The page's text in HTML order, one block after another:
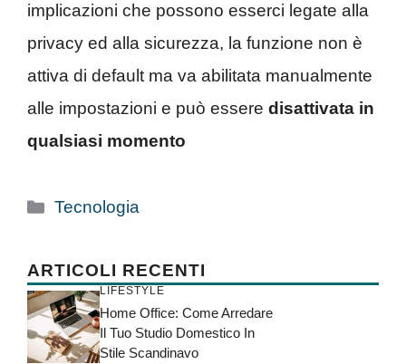
implicazioni che possono esserci legate alla
privacy ed alla sicurezza, la funzione non è
attiva di default ma va abilitata manualmente
alle impostazioni e può essere disattivata in
qualsiasi momento
Categorie
Tecnologia
ARTICOLI RECENTI
LIFESTYLE
Home Office: Come Arredare
Il Tuo Studio Domestico In
Stile Scandinavo